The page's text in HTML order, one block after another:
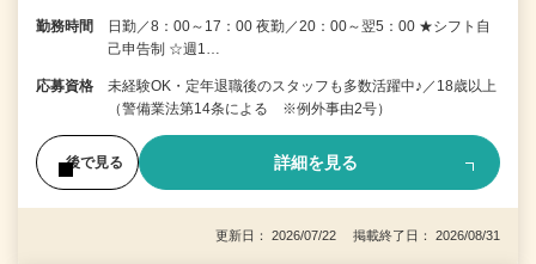
勤務時間
日勤／8：00～17：00 夜勤／20：00～翌5：00 ★シフト自
己申告制 ☆週1…
応募資格
未経験OK・定年退職後のスタッフも多数活躍中♪／18歳以上
（警備業法第14条による ※例外事由2号）
後で見る 詳細を見る
更新日： 2026/07/22 掲載終了日： 2026/08/31